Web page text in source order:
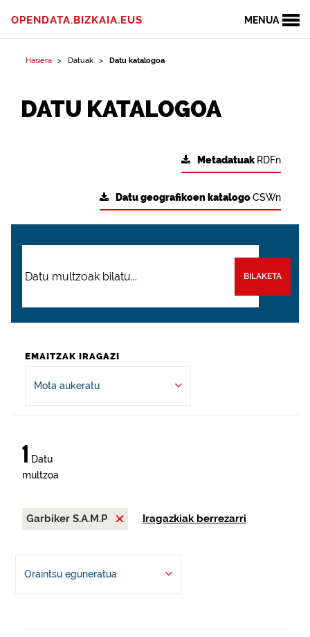
MENUA
OPENDATA.BIZKAIA.EUS
Hasiera Datuak Datu katalogoa
DATU KATALOGOA
Metadatuak RDFn
Datu geografikoen katalogoCSWn
BILAKETA
EMAITZAK IRAGAZI
Mota aukeratu
1 Datu
multzoa
Garbiker S.A.M.P Iragazkiak berrezarri
Oraintsu eguneratua